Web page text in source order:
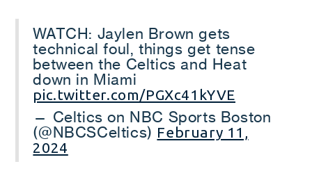
WATCH: Jaylen Brown gets
technical foul, things get tense
between the Celtics and Heat
down in Miami
pic.twitter.com/PGXc41kYVE
— Celtics on NBC Sports Boston
(@NBCSCeltics) February 11,
2024